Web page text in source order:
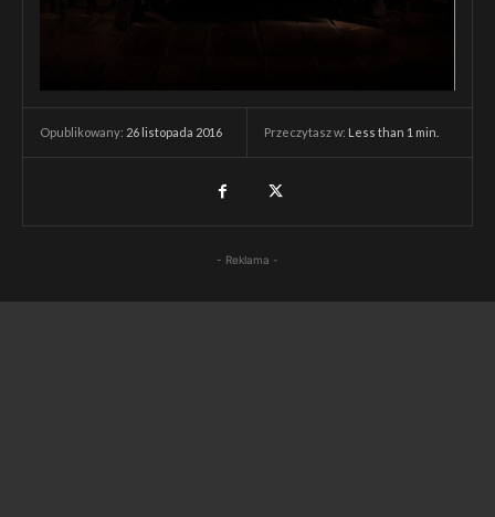
Opublikowany: 26 listopada 2016 Przeczytasz w: Less than 1 min.
- Reklama -